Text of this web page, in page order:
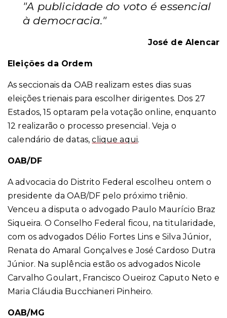
"A publicidade do voto é essencial
à democracia."
José de Alencar
Eleições da Ordem
As seccionais da OAB realizam estes dias suas
eleições trienais para escolher dirigentes. Dos 27
Estados, 15 optaram pela votação online, enquanto
12 realizarão o processo presencial. Veja o
calendário de datas,clique aqui.
OAB/DF
A advocacia do Distrito Federal escolheu ontem o
presidente da OAB/DF pelo próximo triênio.
Venceu a disputa o advogado Paulo Maurício Braz
Siqueira. O Conselho Federal ficou, na titularidade,
com os advogados Délio Fortes Lins e Silva Júnior,
Renata do Amaral Gonçalves e José Cardoso Dutra
Júnior. Na suplência estão os advogados Nicole
Carvalho Goulart, Francisco Oueiroz Caputo Neto e
Maria Cláudia Bucchianeri Pinheiro.
OAB/MG